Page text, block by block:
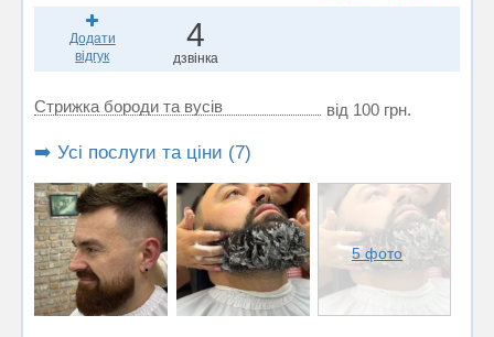
Додати
відгук
4
дзвінка
Стрижка бороди та вусів від 100 грн.
➡️ Усі послуги та ціни (7)
5 фото